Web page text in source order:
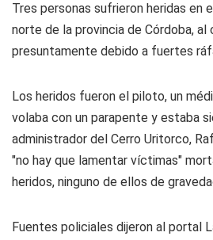
Tres personas sufrieron heridas en
norte de la provincia de Córdoba, al
presuntamente debido a fuertes
Los heridos fueron el piloto, un
volaba con un parapente y estaba
administrador del Cerro Uritorco,
"no hay que lamentar víctimas"
heridos, ninguno de ellos de
Fuentes policiales dijeron al portal